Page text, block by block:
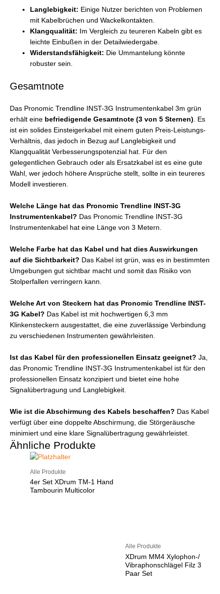
Langlebigkeit: Einige Nutzer berichten von Problemen
mit Kabelbrüchen und Wackelkontakten.
Klangqualität: Im Vergleich zu teureren Kabeln gibt es
leichte Einbußen in der Detailwiedergabe.
Widerstandsfähigkeit: Die Ummantelung könnte
robuster sein.
Gesamtnote
Das Pronomic Trendline INST-3G Instrumentenkabel 3m grün
erhält eine befriedigende Gesamtnote (3 von 5 Sternen). Es
ist ein solides Einsteigerkabel mit einem guten Preis-Leistungs-
Verhältnis, das jedoch in Bezug auf Langlebigkeit und
Klangqualität Verbesserungspotenzial hat. Für den
gelegentlichen Gebrauch oder als Ersatzkabel ist es eine gute
Wahl, wer jedoch höhere Ansprüche stellt, sollte in ein teureres
Modell investieren.
Welche Länge hat das Pronomic Trendline INST-3G
Instrumentenkabel? Das Pronomic Trendline INST-3G
Instrumentenkabel hat eine Länge von 3 Metern.
Welche Farbe hat das Kabel und hat dies Auswirkungen
auf die Sichtbarkeit? Das Kabel ist grün, was es in bestimmten
Umgebungen gut sichtbar macht und somit das Risiko von
Stolperfallen verringern kann.
Welche Art von Steckern hat das Pronomic Trendline INST-
3G Kabel? Das Kabel ist mit hochwertigen 6,3 mm
Klinkensteckern ausgestattet, die eine zuverlässige Verbindung
zu verschiedenen Instrumenten gewährleisten.
Ist das Kabel für den professionellen Einsatz geeignet? Ja,
das Pronomic Trendline INST-3G Instrumentenkabel ist für den
professionellen Einsatz konzipiert und bietet eine hohe
Signalübertragung und Langlebigkeit.
Wie ist die Abschirmung des Kabels beschaffen? Das Kabel
verfügt über eine doppelte Abschirmung, die Störgeräusche
minimiert und eine klare Signalübertragung gewährleistet.
Ähnliche Produkte
Alle Produkte
4er Set XDrum TM-1 Hand
Tambourin Multicolor
Alle Produkte
XDrum MM4 Xylophon-/
Vibraphonschlägel Filz 3
Paar Set